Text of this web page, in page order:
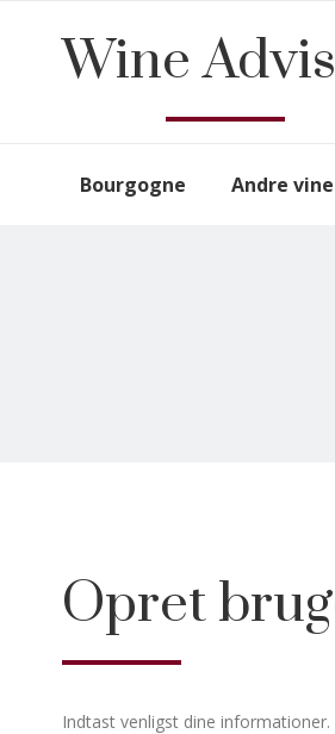
Wine
Bourgogne Andre vine
Opret
Indtast venligst dine